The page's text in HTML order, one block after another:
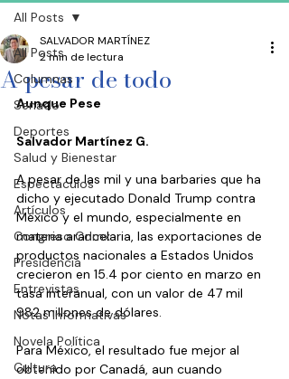
All Posts
Columnas
Senado
Deportes
Salud y Bienestar
Espectáculos
Artículos
Congreso Cdmx
Presidencia
Entrevistas
Notas Informativas
Novela Política
Cultura
All Posts
A pesar de todo
SALVADOR MARTÍNEZ
2 min de lectura
Aunque Pese
Salvador Martínez G.
A pesar de las mil y una barbaries que ha
dicho y ejecutado Donald Trump contra
México y el mundo, especialmente en
materia arancelaria, las exportaciones de
productos nacionales a Estados Unidos
crecieron en 15.4 por ciento en marzo en
tasa interanual, con un valor de 47 mil
982 millones de dólares.
Para México, el resultado fue mejor al
obtenido por Canadá, aun cuando